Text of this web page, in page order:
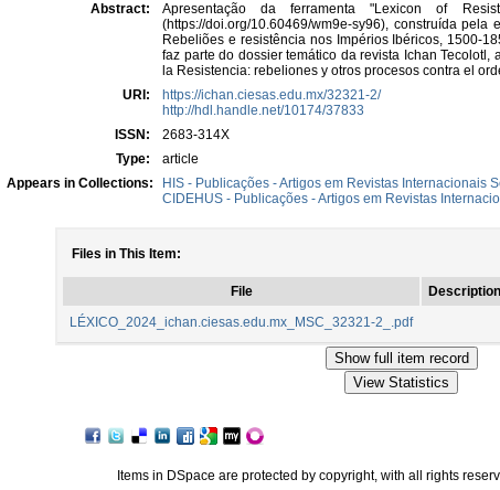
Abstract:
Apresentação da ferramenta "Lexicon of
(https://doi.org/10.60469/wm9e-sy96), construída
Rebeliões e resistência nos Impérios Ibéricos, 1500-
faz parte do dossier temático da revista Ichan
la Resistencia: rebeliones y otros procesos contra el
URI:
https://ichan.ciesas.edu.mx/32321-2/
http://hdl.handle.net/10174/37833
ISSN:
2683-314X
Type:
article
Appears in Collections:
HIS - Publicações - Artigos em Revistas Internacionais
CIDEHUS - Publicações - Artigos em Revistas
Files in This Item:
File Description
LÉXICO_2024_ichan.ciesas.edu.mx_MSC_32321-2_.pdf
Items in DSpace are protected by copyright, with all rights